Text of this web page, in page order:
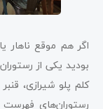
اگر هم موقع ناهار
بودید یکی از
کلم پلو شیرازی،
رستوران‌های